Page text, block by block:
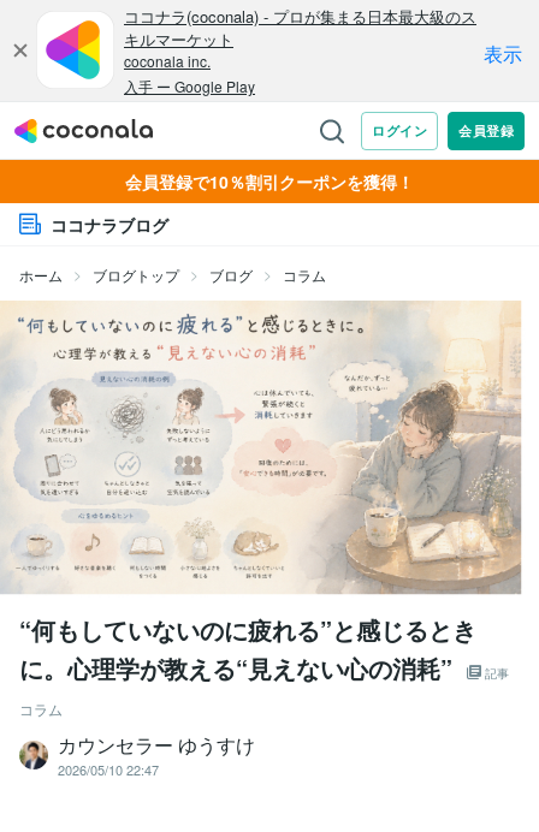
会員登録で10％割引クーポンを獲得！
ココナラブログ
ホーム ブログトップ ブログ コラム
“何もしていないのに疲れる”と感じるとき
に。心理学が教える“見えない心の消耗”
記事
コラム
カウンセラー ゆうすけ
2026/05/10 22:47